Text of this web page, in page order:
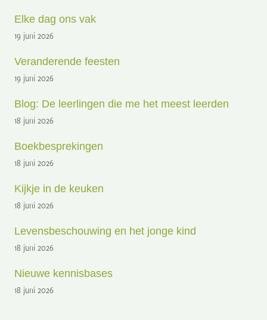
Elke dag ons vak
19 juni 2026
Veranderende feesten
19 juni 2026
Blog: De leerlingen die me het meest leerden
18 juni 2026
Boekbesprekingen
18 juni 2026
Kijkje in de keuken
18 juni 2026
Levensbeschouwing en het jonge kind
18 juni 2026
Nieuwe kennisbases
18 juni 2026